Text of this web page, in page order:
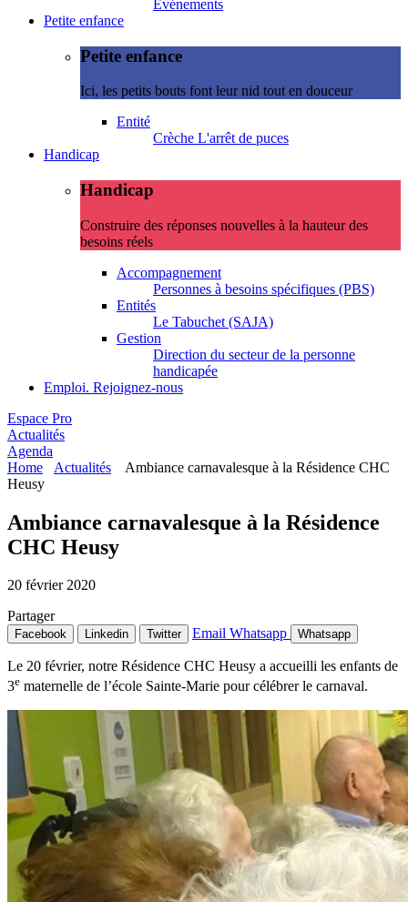
Evénements
Petite enfance
Petite enfance
Ici, les petits bouts font leur nid tout en douceur
Entité
Crèche L'arrêt de puces
Handicap
Handicap
Construire des réponses nouvelles à la hauteur des
besoins réels
Accompagnement
Personnes à besoins spécifiques (PBS)
Entités
Le Tabuchet (SAJA)
Gestion
Direction du secteur de la personne
handicapée
Emploi. Rejoignez-nous
Espace Pro
Actualités
Agenda
Home
Actualités
Ambiance carnavalesque à la Résidence CHC
Heusy
Ambiance carnavalesque à la Résidence
CHC Heusy
20 février 2020
Partager
Facebook Linkedin Twitter Email Whatsapp Whatsapp
Le 20 février, notre Résidence CHC Heusy a accueilli les enfants de
3e maternelle de l’école Sainte-Marie pour célébrer le carnaval.